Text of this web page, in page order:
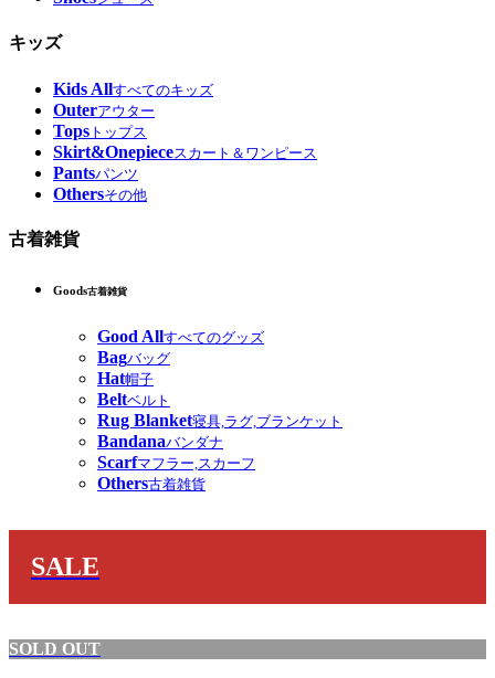
キッズ
Kids Allすべてのキッズ
Outerアウター
Tops トップス
Skirt&Onepieceスカート＆ワンピース
Pantsパンツ
Othersその他
古着雑貨
Goods古着雑貨
Good Allすべてのグッズ
Bagバッグ
Hat帽子
Beltベルト
Rug Blanket寝具,ラグ,ブランケット
Bandanaバンダナ
Scarfマフラー,スカーフ
Others古着雑貨
SALE
SOLD OUT